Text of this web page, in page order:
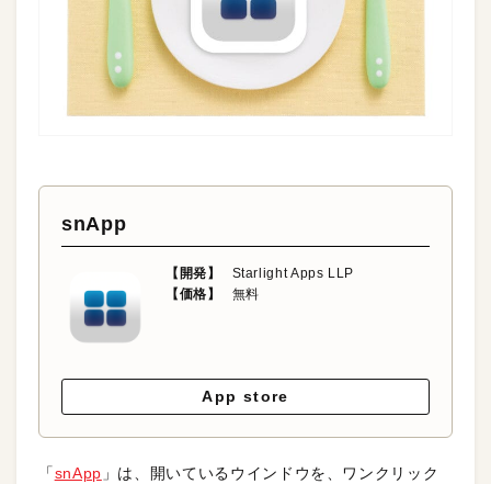
snApp
【開発】
Starlight Apps LLP
【価格】
無料
App store
「snApp 」は、開いているウインドウを、ワンクリック